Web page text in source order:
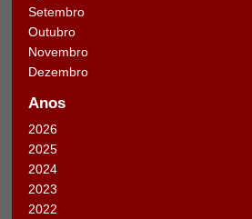
Setembro
Outubro
Novembro
Dezembro
Anos
2026
2025
2024
2023
2022